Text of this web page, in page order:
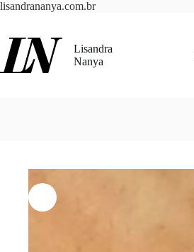
lisandrananya.com.brPular
conteúdo
Lisandra
Nanya